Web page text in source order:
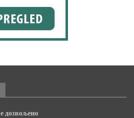
дозвољено